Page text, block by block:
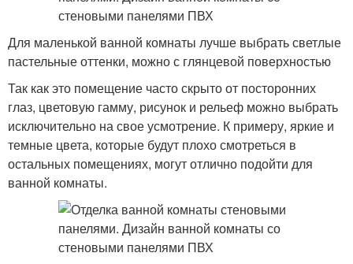
Для маленькой ванной комнаты лучше выбрать светлые
пастельные оттенки, можно с глянцевой поверхностью
Так как это помещение часто скрыто от посторонних
глаз, цветовую гамму, рисунок и рельеф можно выбрать
исключительно на свое усмотрение. К примеру, яркие и
темные цвета, которые будут плохо смотреться в
остальных помещениях, могут отлично подойти для
ванной комнаты.